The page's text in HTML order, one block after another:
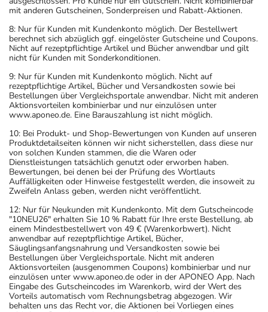
Wechselwirkungen auftreten. Sie sollten deswegen
Arzneimittel jedes andere, das Sie bereits anwenden,
dem Arzt oder Apotheker angeben. Das gilt auch für
Arzneimittel, die Sie selbst kaufen, nur gelegentlich
anwenden oder deren Anwendung schon einige Zeit
zurückliegt.
Bitte verwenden Sie dieses Arzneimittel nicht mehr nach
dem auf der Packung oder der Umverpackung
angegebenen Verfallsdatum. Das Verfallsdatum bezieht
sich auf den letzten Tag des angegebenen Monats.
mit anderen Gutscheinen, Sonderpreisen und Rabatt-Aktionen.
8: Nur für Kunden mit Kundenkonto möglich. Der Bestellwert
berechnet sich abzüglich ggf. eingelöster Gutscheine und Coupons.
Nicht auf rezeptpflichtige Artikel und Bücher anwendbar und gilt
nicht für Kunden mit Sonderkonditionen.
9: Nur für Kunden mit Kundenkonto möglich. Nicht auf
rezeptpflichtige Artikel, Bücher und Versandkosten sowie bei
Bestellungen über Vergleichsportale anwendbar. Nicht mit anderen
Aktionsvorteilen kombinierbar und nur einzulösen unter
www.aponeo.de. Eine Barauszahlung ist nicht möglich.
10: Bei Produkt- und Shop-Bewertungen von Kunden auf unseren
Produktdetailseiten können wir nicht sicherstellen, dass diese nur
von solchen Kunden stammen, die die Waren oder
Dienstleistungen tatsächlich genutzt oder erworben haben.
Bewertungen, bei denen bei der Prüfung des Wortlauts
Auffälligkeiten oder Hinweise festgestellt werden, die insoweit zu
Zweifeln Anlass geben, werden nicht veröffentlicht.
12: Nur für Neukunden mit Kundenkonto. Mit dem Gutscheincode
"10NEU26" erhalten Sie 10 % Rabatt für Ihre erste Bestellung, ab
einem Mindestbestellwert von 49 € (Warenkorbwert). Nicht
anwendbar auf rezeptpflichtige Artikel, Bücher,
Säuglingsanfangsnahrung und Versandkosten sowie bei
Bestellungen über Vergleichsportale. Nicht mit anderen
Aktionsvorteilen (ausgenommen Coupons) kombinierbar und nur
einzulösen unter www.aponeo.de oder in der APONEO App. Nach
Eingabe des Gutscheincodes im Warenkorb, wird der Wert des
Vorteils automatisch vom Rechnungsbetrag abgezogen. Wir
behalten uns das Recht vor, die Aktionen bei Vorliegen eines